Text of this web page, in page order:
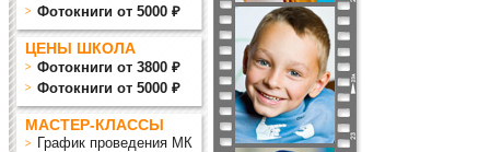
Фотокниги от 5000 ₽
ЦЕНЫ ШКОЛА
Фотокниги от 3800 ₽
Фотокниги от 5000 ₽
МАСТЕР-КЛАССЫ
График проведения МК